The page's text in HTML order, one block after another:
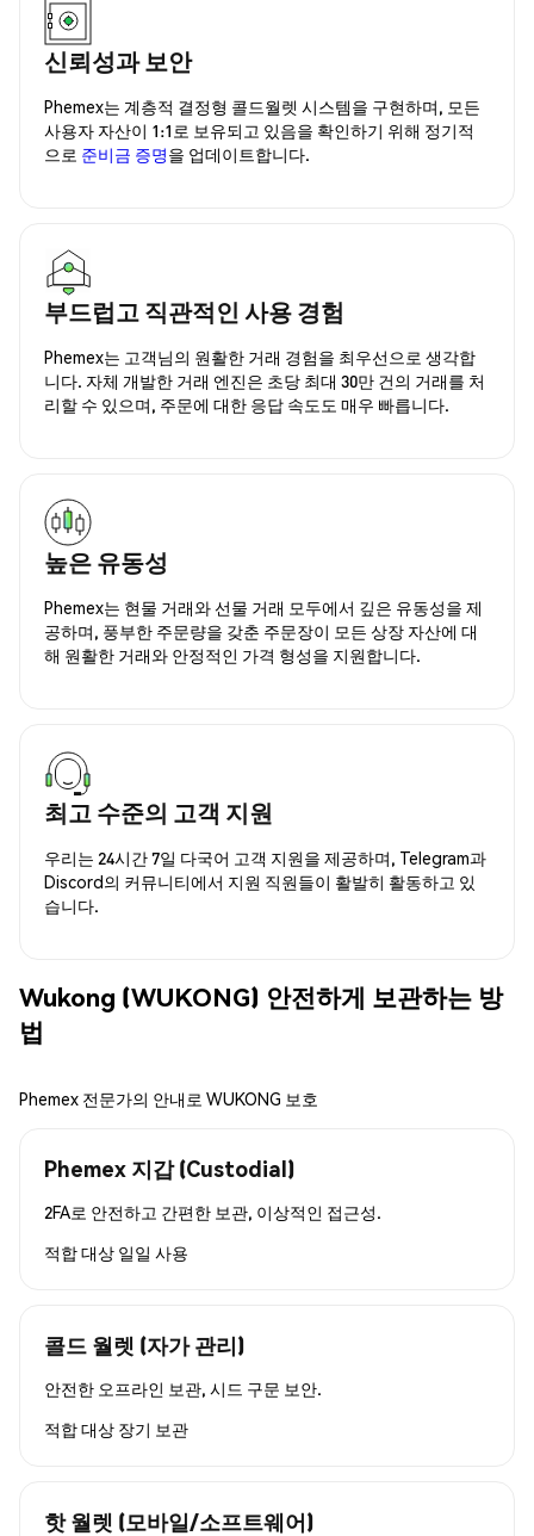
신뢰성과 보안
Phemex는 계층적 결정형 콜드월렛 시스템을 구현하며, 모든
사용자 자산이 1:1로 보유되고 있음을 확인하기 위해 정기적
으로 준비금 증명을 업데이트합니다.
부드럽고 직관적인 사용 경험
Phemex는 고객님의 원활한 거래 경험을 최우선으로 생각합
니다. 자체 개발한 거래 엔진은 초당 최대 30만 건의 거래를 처
리할 수 있으며, 주문에 대한 응답 속도도 매우 빠릅니다.
높은 유동성
Phemex는 현물 거래와 선물 거래 모두에서 깊은 유동성을 제
공하며, 풍부한 주문량을 갖춘 주문장이 모든 상장 자산에 대
해 원활한 거래와 안정적인 가격 형성을 지원합니다.
최고 수준의 고객 지원
우리는 24시간 7일 다국어 고객 지원을 제공하며, Telegram과
Discord의 커뮤니티에서 지원 직원들이 활발히 활동하고 있
습니다.
Wukong (WUKONG) 안전하게 보관하는 방
법
Phemex 전문가의 안내로 WUKONG 보호
Phemex 지갑 (Custodial)
2FA로 안전하고 간편한 보관, 이상적인 접근성.
적합 대상 일일 사용
콜드 월렛 (자가 관리)
안전한 오프라인 보관, 시드 구문 보안.
적합 대상 장기 보관
핫 월렛 (모바일/소프트웨어)